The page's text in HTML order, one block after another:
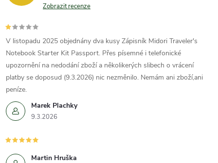
Zobrazit recenze
Marek Plachky
9.3.2026
V listopadu 2025 objednány dva kusy Zápisník Midori Traveler's
Notebook Starter Kit Passport. Přes písemné i telefonické
upozornění na nedodání zboží a několikerých slibech o vrácení
platby se doposud (9.3.2026) nic nezměnilo. Nemám ani zboží,ani
peníze.
Martin Hruška